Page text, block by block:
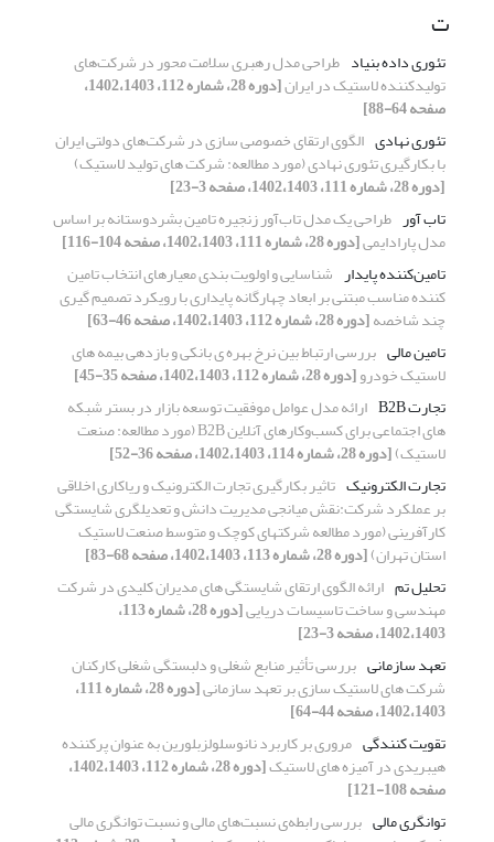
ت
تئوری داده بنیاد طراحی مدل رهبری سلامت محور در شرکت‌های
تولیدکننده لاستیک در ایران [دوره 28، شماره 112، 1402،1403،
صفحه 64-88]
تئوری نهادی الگوی ارتقای خصوصی سازی در شرکت‌های دولتی ایران
با بکارگیری تئوری نهادی (مورد مطالعه: شرکت های تولید لاستیک)
[دوره 28، شماره 111، 1402،1403، صفحه 3-23]
تاب آور طراحی یک مدل تاب‌آور زنجیره تامین بشردوستانه بر اساس
مدل پارادایمی[دوره 28، شماره 111، 1402،1403، صفحه 104-116]
تامین‌کننده پایدار شناسایی و اولویت بندی معیارهای انتخاب تامین
کننده مناسب مبتنی بر ابعاد چهارگانه پایداری با رویکرد تصمیم گیری
چند شاخصه[دوره 28، شماره 112، 1402،1403، صفحه 46-63]
تامین مالی بررسی ارتباط بین نرخ بهره ی بانکی و بازدهی بیمه های
لاستیک خودرو[دوره 28، شماره 112، 1402،1403، صفحه 35-45]
تجارت B2B
ارائه مدل عوامل موفقیت توسعه بازار در بستر شبکه
های اجتماعی برای کسب‌وکارهای آنلاین B2B (مورد مطالعه: صنعت
لاستیک)[دوره 28، شماره 114، 1402،1403، صفحه 36-52]
تجارت الکترونیک تاثیر بکارگیری تجارت الکترونیک و ریاکاری اخلاقی
بر عملکرد شرکت:نقش میانجی مدیریت دانش و تعدیلگری شایستگی
کارآفرینی (مورد مطالعه شرکتهای کوچک و متوسط صنعت لاستیک
استان تهران)[دوره 28، شماره 113، 1402،1403، صفحه 68-83]
تحلیل تم ارائه الگوی ارتقای شایستگی های مدیران کلیدی در شرکت
مهندسی و ساخت تاسیسات دریایی [دوره 28، شماره 113،
1402،1403، صفحه 3-23]
تعهد سازمانی بررسی تأثیر منابع شغلی و دلبستگی شغلی کارکنان
شرکت های لاستیک سازی بر تعهد سازمانی [دوره 28، شماره 111،
1402،1403، صفحه 44-64]
تقویت کنندگی مروری بر کاربرد نانوسلولزبلورین به عنوان پرکننده
هیبریدی در آمیزه های لاستیک [دوره 28، شماره 112، 1402،1403،
صفحه 108-121]
توانگری مالی بررسی رابطه‌ی نسبت‌های مالی و نسبت توانگری مالی